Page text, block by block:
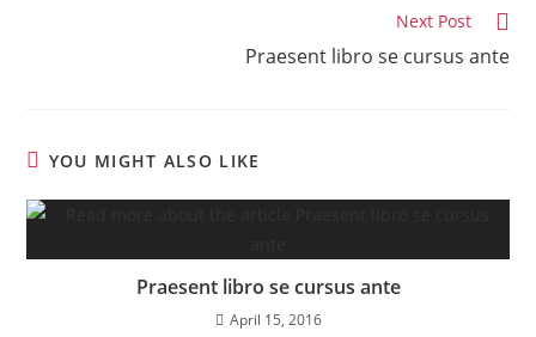
Next Post
Praesent libro se cursus ante
YOU MIGHT ALSO LIKE
Praesent libro se cursus ante
April 15, 2016